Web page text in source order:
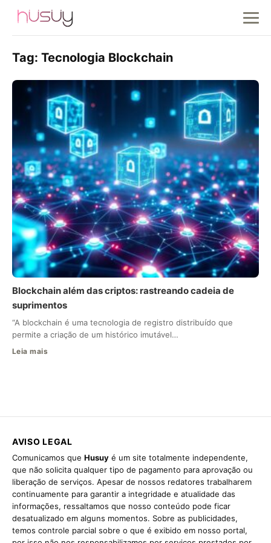
Tag: Tecnologia Blockchain
Blockchain além das criptos: rastreando cadeia de
suprimentos
“A blockchain é uma tecnologia de registro distribuído que
permite a criação de um histórico imutável…
Leia mais
AVISO LEGAL
Comunicamos que Husuy é um site totalmente independente,
que não solicita qualquer tipo de pagamento para aprovação ou
liberação de serviços. Apesar de nossos redatores trabalharem
continuamente para garantir a integridade e atualidade das
informações, ressaltamos que nosso conteúdo pode ficar
desatualizado em alguns momentos. Sobre as publicidades,
temos controle parcial sobre o que é exibido em nosso portal,